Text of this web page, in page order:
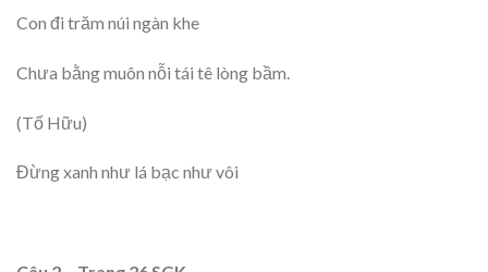
Con đi trăm núi ngàn khe
Chưa bằng muôn nỗi tái tê lòng bầm.
(Tố Hữu)
Đừng xanh như lá bạc như vôi